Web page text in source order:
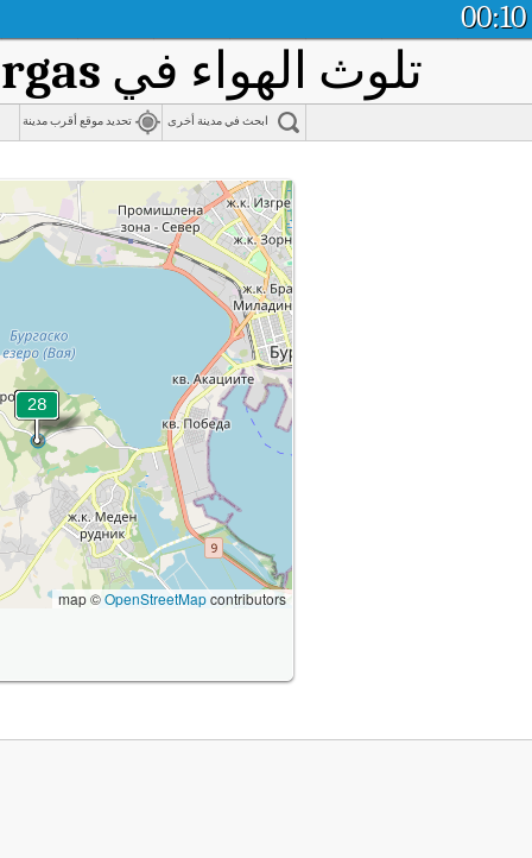
00:10
تلوث الهواء في
تحديد موقع أقرب مدينة ابحث في مدينة أخرى
map ©OpenStreetMapcontributors